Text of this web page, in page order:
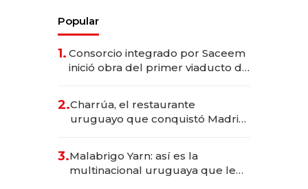
Popular
1. Consorcio integrado por Saceem
inició obra del primer viaducto de
millones
2.Charrúa, el restaurante
uruguayo que conquistó Madrid:
anticipación y prepara apertura
3.Malabrigo Yarn: así es la
multinacional uruguaya que le